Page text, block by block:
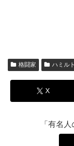
格闘家 ハミル
X
「有名